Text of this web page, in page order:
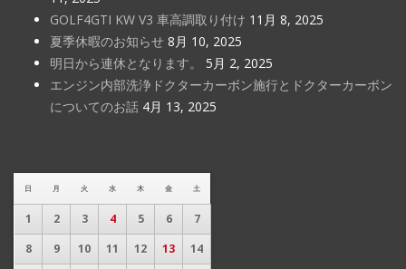
GOLF4GTI KW V3 車高調取り付け 11月 8, 2025
夏季休暇のお知らせ 8月 10, 2025
明日から連休となります。
5月 2, 2025
エンジン内部洗浄ドクターカーボン施行とドクターカーボン
についてのお話 4月 13, 2025
日 月 火 水 木 金 土
1 2 3 4 5 6
7
8
9 10 11 12 13
14